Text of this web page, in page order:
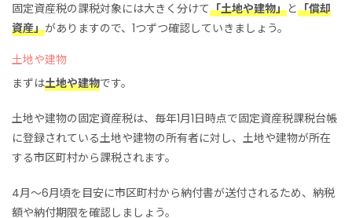
固定資産税の課税対象には大きく分けて「土地や建物」と「償却
資産」がありますので、1つずつ確認していきましょう。
土地や建物
まずは土地や建物です。
土地や建物の固定資産税は、毎年1月1日時点で固定資産税課税台帳
に登録されている土地や建物の所有者に対し、土地や建物が所在
する市区町村から課税されます。
4月～6月頃を目安に市区町村から納付書が送付されるため、納税
額や納付期限を確認しましょう。